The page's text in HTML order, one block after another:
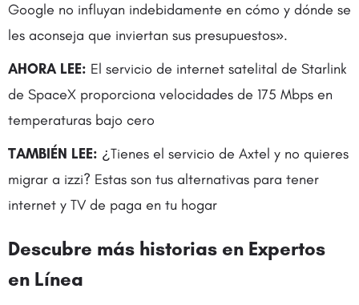
Google no influyan indebidamente en cómo y dónde se
les aconseja que inviertan sus presupuestos».
AHORA LEE: El servicio de internet satelital de Starlink
de SpaceX proporciona velocidades de 175 Mbps en
temperaturas bajo cero
TAMBIÉN LEE: ¿Tienes el servicio de Axtel y no quieres
migrar a izzi? Estas son tus alternativas para tener
internet y TV de paga en tu hogar
Descubre más historias en Expertos
en Línea